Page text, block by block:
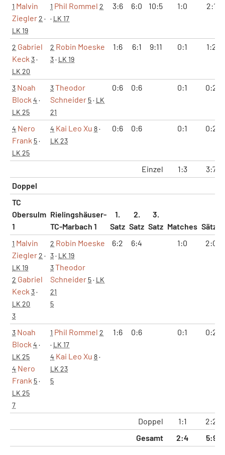
1 Malvin
Ziegler2 ·
LK 19
1 Phil Rommel 2
· LK 17
3:6 6:0 10:5 1:0 2:1
2 Gabriel
Keck 3·
LK 20
2 Robin Moeske
3· LK 19
1:6 6:1 9:11 0:1 1:2
3 Noah
Block 4 ·
LK 25
3Theodor
Schneider 5· LK
21
0:6 0:6 0:1 0:2
4 Nero
Frank 5·
LK 25
4 Kai Leo Xu 8·
LK 23
0:6 0:6 0:1 0:2
Einzel 1:3
3:7
Doppel
TC
Obersulm
1
Rielingshäuser-
TC-Marbach 1
1.
Satz
2.
Satz
3.
Satz Matches Sätze
1 Malvin
Ziegler2 ·
LK 19
2 Gabriel
Keck 3·
LK 20
3
2 Robin Moeske
3· LK 19
3Theodor
Schneider 5· LK
21
5
6:2 6:4 1:0 2:0
3 Noah
Block 4 ·
LK 25
4 Nero
Frank 5·
LK 25
7
1 Phil Rommel 2
· LK 17
4 Kai Leo Xu 8·
LK 23
5
1:6 0:6 0:1 0:2
Doppel 1:1
2:2
Gesamt
2:4 5:9